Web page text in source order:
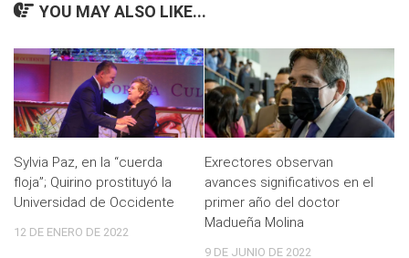
YOU MAY ALSO LIKE...
Sylvia Paz, en la “cuerda
floja”; Quirino prostituyó la
Universidad de Occidente
12 DE ENERO DE 2022
Exrectores observan
avances significativos en el
primer año del doctor
Madueña Molina
9 DE JUNIO DE 2022